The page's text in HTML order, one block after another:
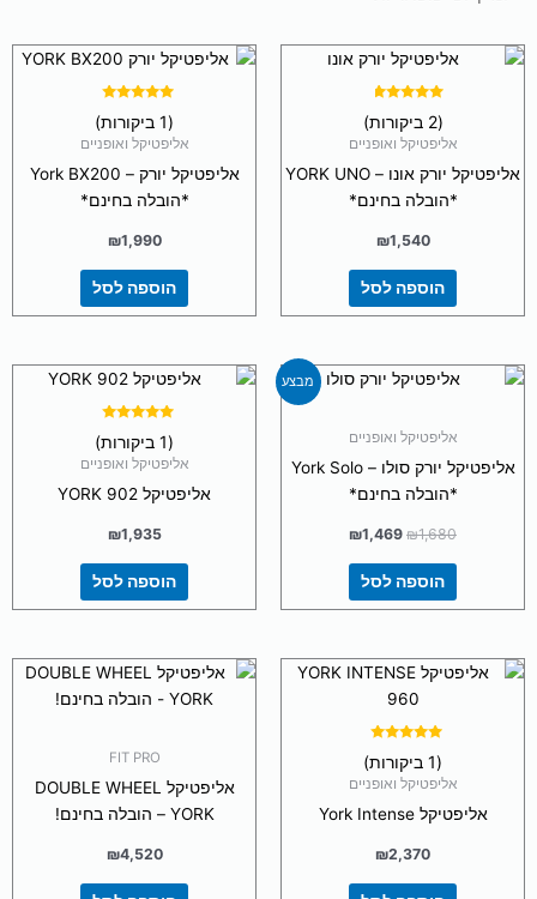
4.50
מתוך 5
(2 ביקורות)
אליפטיקל ואופניים
אליפטיקל יורק אונו – YORK UNO
*הובלה בחינם*
₪1,540
הוספה לסל
5.00
מתוך 5
(1 ביקורות)
אליפטיקל ואופניים
אליפטיקל יורק – York BX200
*הובלה בחינם*
₪1,990
הוספה לסל
מבצע
אליפטיקל ואופניים
אליפטיקל יורק סולו – York Solo
*הובלה בחינם*
₪1,680
המחיר
המקורי
₪1,680.
₪1,469
המחיר
הנוכחי
הוספה לסל
5.00
מתוך 5
(1 ביקורות)
אליפטיקל ואופניים
אליפטיקל YORK 902
₪1,935
הוספה לסל
5.00
מתוך 5
(1 ביקורות)
אליפטיקל ואופניים
אליפטיקל York Intense
₪2,370
FIT PRO
אליפטיקל DOUBLE WHEEL
YORK – הובלה בחינם!
₪4,520